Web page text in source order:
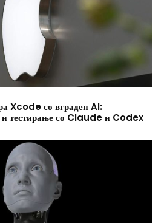
Xcode со вграден AI:
и тестирање со Claude и Codex